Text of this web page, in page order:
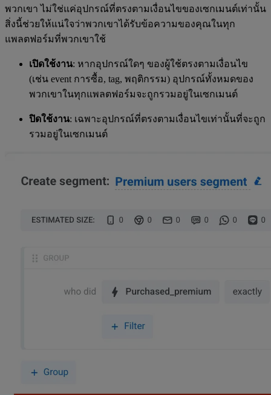
พวกเขา ไม่ใช่แค่อุปกรณ์ที่ตรงตามเงื่อนไขของเซกเมนต์เท่านั้น
สิ่งนี้ช่วยให้แน่ใจว่าพวกเขาได้รับข้อความของคุณในทุก
แพลตฟอร์มที่พวกเขาใช้
เปิดใช้งาน: หากอุปกรณ์ใดๆ ของผู้ใช้ตรงตามเงื่อนไข
(เช่น event การซื้อ, tag, พฤติกรรม) อุปกรณ์ทั้งหมดของ
พวกเขาในทุกแพลตฟอร์มจะถูกรวมอยู่ในเซกเมนต์
ปิดใช้งาน: เฉพาะอุปกรณ์ที่ตรงตามเงื่อนไขเท่านั้นที่จะถูก
รวมอยู่ในเซกเมนต์